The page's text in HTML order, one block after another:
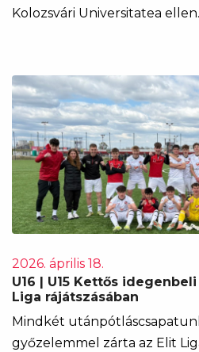
Kolozsvári Universitatea ellen.
2026. április 18.
U16 | U15 Kettős
Liga rájátszásában
Mindkét
győzelemmel zárta az Elit